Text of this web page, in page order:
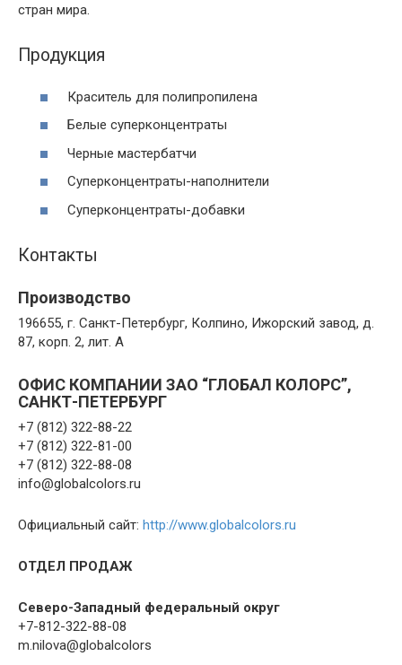
стран мира.
Продукция
Краситель для полипропилена
Белые суперконцентраты
Черные мастербатчи
Суперконцентраты-наполнители
Суперконцентраты-добавки
Контакты
Производство
196655, г. Санкт-Петербург, Колпино, Ижорский завод, д.
87, корп. 2, лит. А
ОФИС КОМПАНИИ ЗАО “ГЛОБАЛ КОЛОРС”,
САНКТ-ПЕТЕРБУРГ
+7 (812) 322-88-22
+7 (812) 322-81-00
+7 (812) 322-88-08
info@globalcolors.ru
Официальный сайт: http://www.globalcolors.ru
ОТДЕЛ ПРОДАЖ
Северо-Западный федеральный округ
+7-812-322-88-08
m.nilova@globalcolors